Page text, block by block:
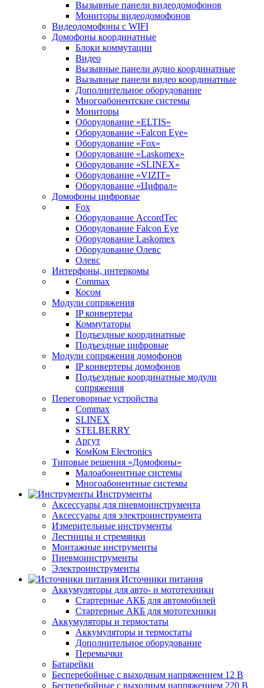
Вызывные панели видеодомофонов
Мониторы видеодомофонов
Видеодомофоны с WIFI
Домофоны координатные
Блоки коммутации
Видео
Вызывные панели аудио координатные
Вызывные панели видео координатные
Дополнительное оборудование
Многоабонентские системы
Мониторы
Оборудование «ELTIS»
Оборудование «Falcon Eye»
Оборудование «Fox»
Оборудование «Laskomex»
Оборудование «SLINEX»
Оборудование «VIZIT»
Оборудование «Цифрал»
Домофоны цифровые
Fox
Оборудование AccordTec
Оборудование Falcon Eye
Оборудование Laskomex
Оборудование Олевс
Олевс
Интерфоны, интеркомы
Commax
Косом
Модули сопряжения
IP конвертеры
Коммутаторы
Подъездные координатные
Подъездные цифровые
Модули сопряжения домофонов
IP конвертеры домофонов
Подъездные координатные модули
сопряжения
Переговорные устройства
Commax
SLINEX
STELBERRY
Аргут
КомКом Electronics
Типовые решения «Домофоны»
Малоабонентные системы
Многоабонентные системы
Инструменты
Аксессуары для пневмоинструмента
Аксессуары для электроинструмента
Измерительные инструменты
Лестницы и стремянки
Монтажные инструменты
Пневмоинструменты
Электроинструменты
Источники питания
Аккумуляторы для авто- и мототехники
Стартерные АКБ для автомобилей
Стартерные АКБ для мототехники
Аккумуляторы и термостаты
Аккумуляторы и термостаты
Дополнительное оборудование
Перемычки
Батарейки
Бесперебойные с выходным напряжением 12 В
Бесперебойные с выходным напряжением 220 В